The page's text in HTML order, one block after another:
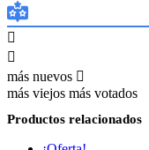
más nuevos
más viejos más votados
Productos relacionados